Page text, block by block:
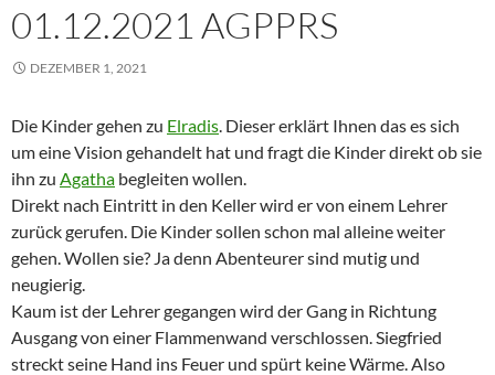
01.12.2021 AGPPRS
DEZEMBER 1, 2021
Die Kinder gehen zu Elradis. Dieser erklärt Ihnen das es sich
um eine Vision gehandelt hat und fragt die Kinder direkt ob sie
ihn zu Agatha begleiten wollen.
Direkt nach Eintritt in den Keller wird er von einem Lehrer
zurück gerufen. Die Kinder sollen schon mal alleine weiter
gehen. Wollen sie? Ja denn Abenteurer sind mutig und
neugierig.
Kaum ist der Lehrer gegangen wird der Gang in Richtung
Ausgang von einer Flammenwand verschlossen. Siegfried
streckt seine Hand ins Feuer und spürt keine Wärme. Also